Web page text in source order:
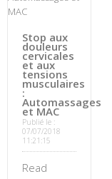
Stop aux
douleurs
cervicales
et aux
tensions
musculaires
:
Automassages
et MAC
Publié le :
07/07/2018
11:21:15
Read